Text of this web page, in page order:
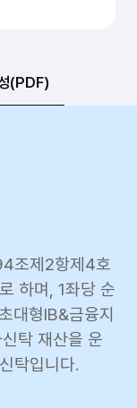
(PDF)
조제2항제4호
하며, 1좌당 순
대형IB&금융지
탁 재산을 운
탁입니다.